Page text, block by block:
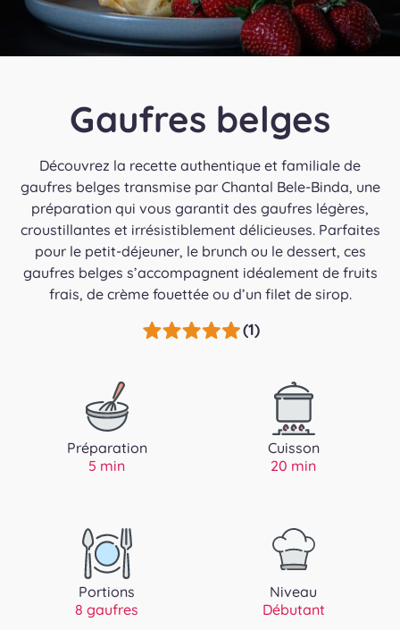
BOUTIQUE
Gaufres belges
Découvrez la recette authentique et familiale de
gaufres belges transmise par Chantal Bele-Binda, une
préparation qui vous garantit des gaufres légères,
croustillantes et irrésistiblement délicieuses. Parfaites
pour le petit-déjeuner, le brunch ou le dessert, ces
gaufres belges s’accompagnent idéalement de fruits
frais, de crème fouettée ou d’un filet de sirop.
(1)
Préparation
5 min
Cuisson
20 min
Portions
8 gaufres
Niveau
Débutant